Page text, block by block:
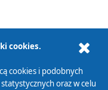
cookies.
cookies i podobnych
oraz w celu